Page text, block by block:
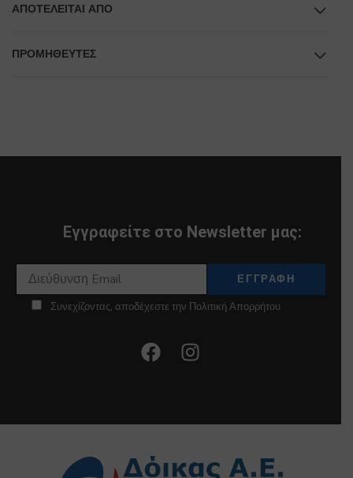
ΑΠΟΤΕΛΕΊΤΑΙ ΑΠΌ
ΠΡΟΜΗΘΕΥΤΕΣ
Εγγραφείτε στο Newsletter μας:
Συνεχίζοντας, αποδέχεστε την Πολιτική Απορρήτου